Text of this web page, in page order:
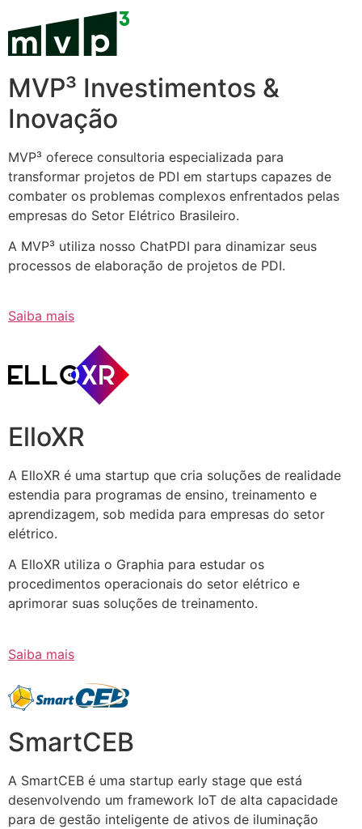
MVP³ Investimentos &
Inovação
MVP³ oferece consultoria especializada para
transformar projetos de PDI em startups capazes de
combater os problemas complexos enfrentados pelas
empresas do Setor Elétrico Brasileiro.
A MVP³ utiliza nosso ChatPDI para dinamizar seus
processos de elaboração de projetos de PDI.
Saiba mais
ElloXR
A ElloXR é uma startup que cria soluções de realidade
estendia para programas de ensino, treinamento e
aprendizagem, sob medida para empresas do setor
elétrico.
A ElloXR utiliza o Graphia para estudar os
procedimentos operacionais do setor elétrico e
aprimorar suas soluções de treinamento.
Saiba mais
SmartCEB
A SmartCEB é uma startup early stage que está
desenvolvendo um framework IoT de alta capacidade
para de gestão inteligente de ativos de iluminação